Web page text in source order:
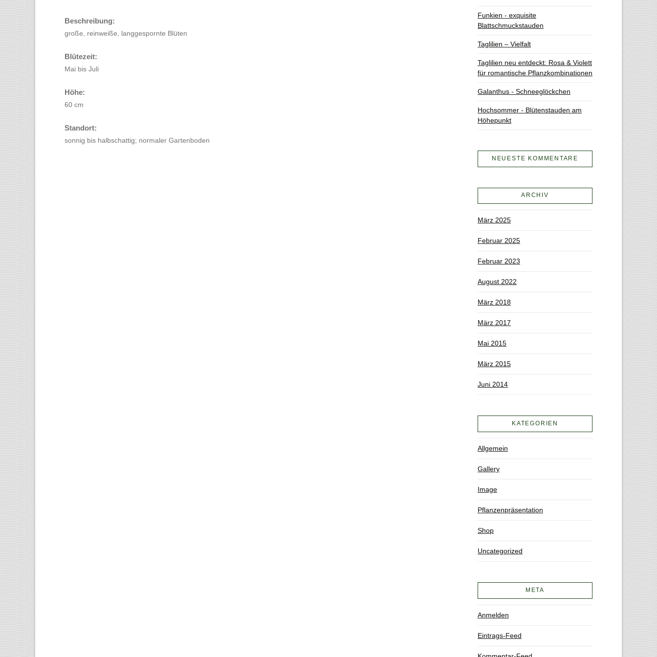
Beschreibung:
große, reinweiße, langgespornte Blüten
Blütezeit:
Mai bis Juli
Höhe:
60 cm
Standort:
sonnig bis halbschattig; normaler Gartenboden
Funkien - exquisite
Blattschmuckstauden
Taglilien – Vielfalt
Taglilien neu entdeckt: Rosa & Violett
für romantische Pflanzkombinationen
Galanthus - Schneeglöckchen
Hochsommer - Blütenstauden am
Höhepunkt
NEUESTE KOMMENTARE
ARCHIV
März 2025
Februar 2025
Februar 2023
August 2022
März 2018
März 2017
Mai 2015
März 2015
Juni 2014
KATEGORIEN
Allgemein
Gallery
Image
Pflanzenpräsentation
Shop
Uncategorized
META
Anmelden
Eintrags-Feed